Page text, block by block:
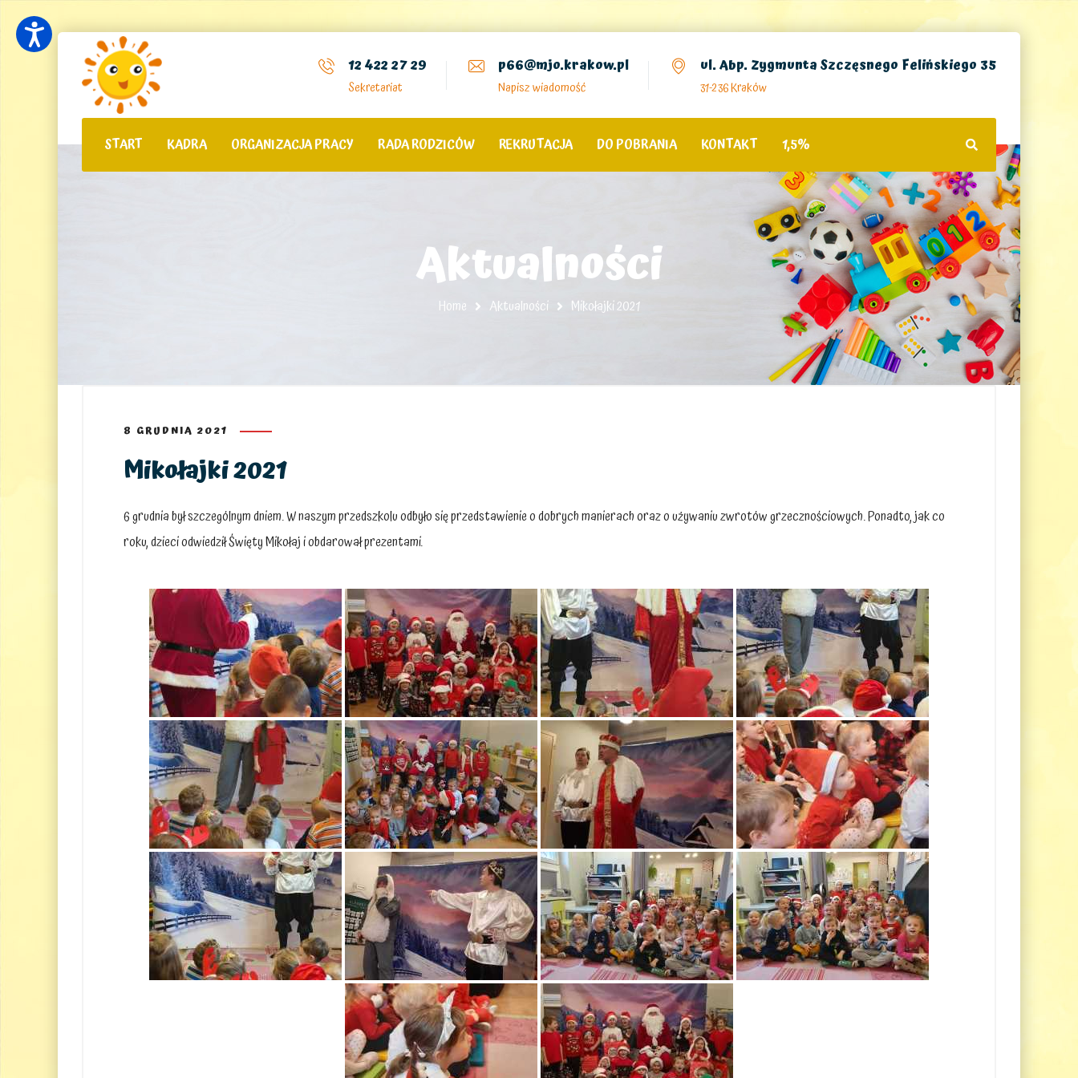
12 422 27 29
Sekretariat
p66@mjo.krakow.pl
Napisz wiadomość
ul. Abp. Zygmunta Szczęsnego Felińskiego 35
31-236 Kraków
START KADRA ORGANIZACJA PRACY RADA RODZICÓW REKRUTACJA DO POBRANIA KONTAKT 1,5%
Aktualności
Home Aktualności Mikołajki 2021
8 GRUDNIA 2021
Mikołajki 2021
6 grudnia był szczególnym dniem. W naszym przedszkolu odbyło się przedstawienie o dobrych manierach oraz o używaniu zwrotów grzecznościowych. Ponadto, jak co
roku, dzieci odwiedził Święty Mikołaj i obdarował prezentami.